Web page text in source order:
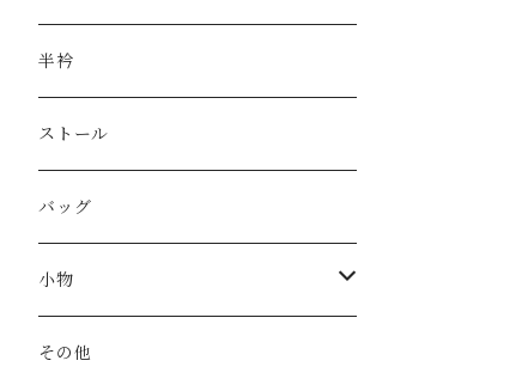
半衿
ストール
バッグ
小物
財布
その他